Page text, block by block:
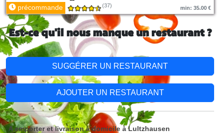
précommande (37) min: 35.00 €
Est-ce qu'il nous manque un restaurant ?
SUGGÉRER UN RESTAURANT
AJOUTER UN RESTAURANT
A emporter et livraison à domicile à Lultzhausen